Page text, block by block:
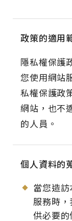
權
政
策
政策的適用
隱私權保護
您使用網站
私權保護政
網站，也不
的人員。
個人資料的
當您造
服務時
供必要的